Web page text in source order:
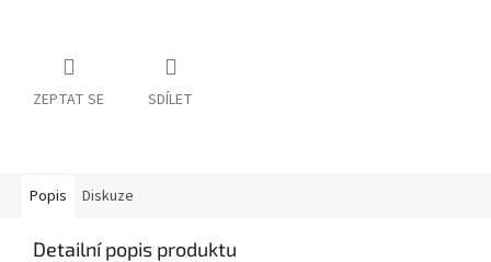
ZEPTAT SE SDÍLET
Popis Diskuze
Detailní popis produktu